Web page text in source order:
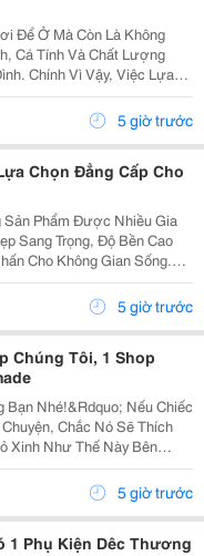
Để Ở Mà Còn Là Không
Cá Tính Và Chất Lượng
Chính Vì Vậy, Việc Lựa
Thành Xu Hướng Được
Muốn Biến Không Gian
5 giờ trước
Chọn Đẳng Cấp Cho
Sản Phẩm Được Nhiều Gia
Sang Trọng, Độ Bền Cao
Cho Không Gian Sống.
Liệu Da Cao Cấp, Sofa
Giác Thoải Mái Mà Còn Thể...
5 giờ trước
Chúng Tôi, 1 Shop
Nếu Chiếc
Chắc Nó Sẽ Thích
Xinh Như Thế Này Bên
Tuần, Em Móc Khóa Gấu
5 giờ trước
1 Phụ Kiện Dêc Thương